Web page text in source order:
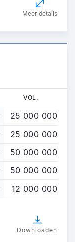
Meer details
VOL.
25 000 000
25 000 000
50 000 000
50 000 000
12 000 000
Downloaden